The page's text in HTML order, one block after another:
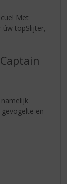
Met
úw topSlijter,
en